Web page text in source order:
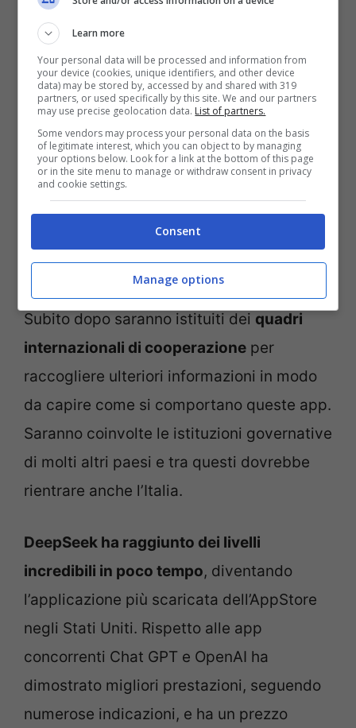
“Non usate DeepSeek”, la protesta dal Giappone (ANSA)
Subito dopo saranno istituiti dei quadri
internazionali di cooperazione per
raccogliere ulteriori informazioni in modo
da capire come si comportano queste app.
Saranno coinvolte le istituzioni governative
di molti altri paesi e tra questi dovrebbe
rientrare anche l’Italia.
DeepSeek ha raggiunto dei livelli
incredibili in poco tempo, diventando
l’applicazione più scaricata dell’AppStore
negli Stati Uniti. Rispetto alle app
concorrenti Chat GPT e OpenAI ha
dimostrato migliori prestazioni, seguendo
numerose indicazioni, e ha un prezzo
Learn more
Your personal data will be processed and information from
your device (cookies, unique identifiers, and other device
data) may be stored by, accessed by and shared with 319
partners, or used specifically by this site. We and our partners
may use precise geolocation data. List of partners.
Some vendors may process your personal data on the basis
of legitimate interest, which you can object to by managing
your options below. Look for a link at the bottom of this page
or in the site menu to manage or withdraw consent in privacy
and cookie settings.
Consent
Manage options